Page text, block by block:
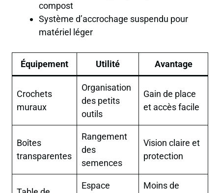
compost
Système d’accrochage suspendu pour
matériel léger
Équipement Utilité Avantage
Crochets
muraux
Organisation
des petits
outils
Gain de place
et accès facile
Boîtes
transparentes
Rangement
des
semences
Vision claire et
protection
Espace Moins de